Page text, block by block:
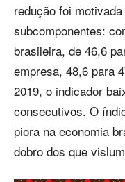
redução foi
subcomponentes:
brasileira, de 46,6
empresa, 48,6 para
2019, o indicador
consecutivos. O
piora na economia
dobro dos que